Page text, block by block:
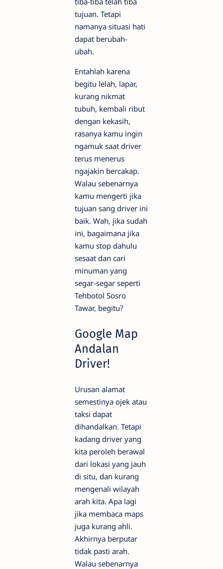
tujuan. Tetapi
namanya situasi hati
dapat berubah-
ubah.
Entahlah karena
begitu lelah, lapar,
kurang nikmat
tubuh, kembali ribut
dengan kekasih,
rasanya kamu ingin
ngamuk saat driver
terus menerus
ngajakin bercakap.
Walau sebenarnya
kamu mengerti jika
tujuan sang driver ini
baik. Wah, jika sudah
ini, bagaimana jika
kamu stop dahulu
sesaat dan cari
minuman yang
segar-segar seperti
Tehbotol Sosro
Tawar, begitu?
Google Map
Andalan
Driver!
Urusan alamat
semestinya ojek atau
taksi dapat
dihandalkan. Tetapi
kadang driver yang
kita peroleh berawal
dari lokasi yang jauh
di situ, dan kurang
mengenali wilayah
arah kita. Apa lagi
jika membaca maps
juga kurang ahli.
Akhirnya berputar
tidak pasti arah.
Walau sebenarnya